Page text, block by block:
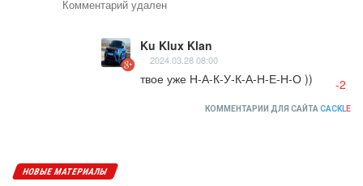
Комментарий удален
Ku Klux Klan
2024.03.28 08:00
твое уже Н-А-К-У-К-А-Н-Е-Н-О )) -2
КОММЕНТАРИИ ДЛЯ САЙТА CACKLE
НОВЫЕ МАТЕРИАЛЫ